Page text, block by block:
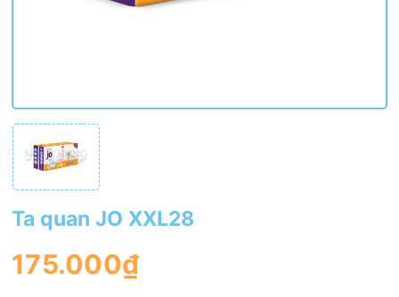
Ta quan JO XXL28
175.000₫